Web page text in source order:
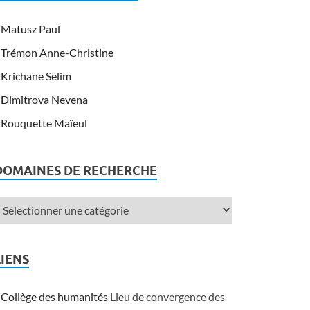
Matusz Paul
Trémon Anne-Christine
Krichane Selim
Dimitrova Nevena
Rouquette Maïeul
DE RECHERCHE
Collège des humanités Lieu de convergence des